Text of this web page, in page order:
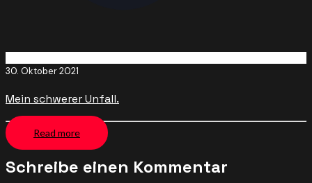
30. Oktober 2021
Mein schwerer Unfall.
Read more
Schreibe einen Kommentar